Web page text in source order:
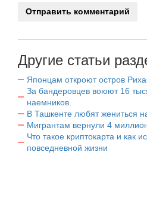
Другие статьи
Японцам откроют остров
За бандеровцев воюют 16
наемников.
В Ташкенте любят жениться
Мигрантам вернули 4
Что такое криптокарта и как
повседневной жизни